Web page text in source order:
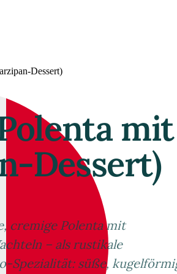
Dessert)
Dessert)
cremige Polenta mit
– als rustikale
Spezialität: süße,